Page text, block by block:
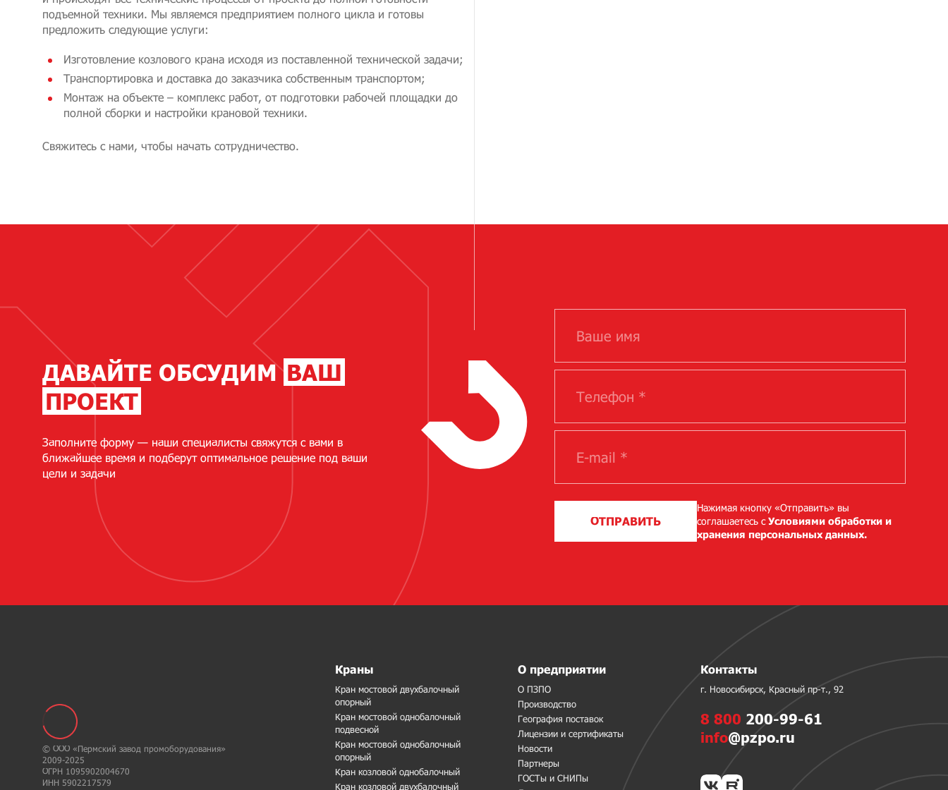
подъемной техники. Мы являемся предприятием полного цикла и готовы
предложить следующие услуги:
Изготовление козлового крана исходя из поставленной технической задачи;
Транспортировка и доставка до заказчика собственным транспортом;
Монтаж на объекте – комплекс работ, от подготовки рабочей площадки до
полной сборки и настройки крановой техники.
Свяжитесь с нами, чтобы начать сотрудничество.
ДАВАЙТЕ ОБСУДИМВАШ
ПРОЕКТ
Заполните форму — наши специалисты свяжутся с вами в
ближайшее время и подберут оптимальное решение под ваши
цели и задачи
ОТПРАВИТЬ
Нажимая кнопку «Отправить» вы
соглашаетесь сУсловиями обработки и
хранения персональных данных.
© ООО «Пермский завод промоборудования»
2009-2025
ОГРН 1095902004670
ИНН 5902217579
Краны
Кран мостовой двухбалочный
опорный
Кран мостовой однобалочный
подвесной
Кран мостовой однобалочный
опорный
Кран козловой однобалочный
Кран козловой двухбалочный
О предприятии
О ПЗПО
Производство
География поставок
Лицензии и сертификаты
Новости
Партнеры
ГОСТы и СНИПы
Контакты
г. Новосибирск, Красный пр-т., 92
8 800 200-99-61
info@pzpo.ru